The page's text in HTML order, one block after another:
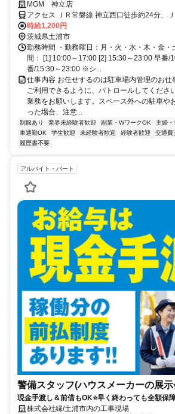
時給＋αで稼いじゃおう♪ ※勤務条件有 】パチ
として一緒に働きませんか？収入UPをサポー
MGM 神立店
アクセス ＪＲ常磐線 神立西口徒歩約24分、
約69分、ＪＲ常磐線 高浜（茨城県）徒歩約
時給1,200円
茨城県土浦市
勤務時間 ・勤務曜日：月・火・水・木・金・
間： [1] 10:00～17:00 [2] 15:30～23:00 早番/
番/15:30～23:00 ※シ...
仕事内容 お任せするのは駐車場内管理のお仕
ご利用できるように、パトロールしてくださ
業務をお願いします。スペース外への駐車や
った場合、注意...
制服あり 業界未経験者歓迎 副業・WワークOK 主婦
車通勤OK
学生歓迎 未経験者歓迎 経験者歓迎 交通費
履歴書不要
アルバイト・パート
警備スタッフ(ハウスメーカーの展
現金手渡し＆前借もOK⭐早く終わっても全額保
株式会社縁/土浦市内の工事現場